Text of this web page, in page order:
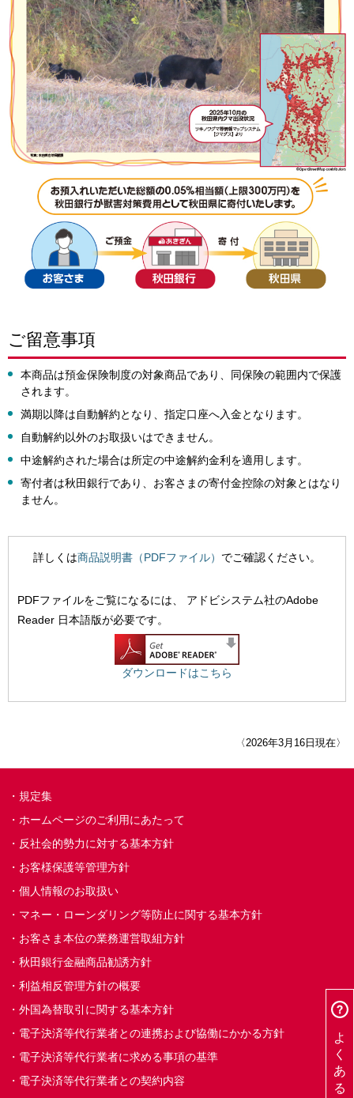
ご留意事項
本商品は預金保険制度の対象商品であり、同保険の範囲内で保護
されます。
満期以降は自動解約となり、指定口座へ入金となります。
自動解約以外のお取扱いはできません。
中途解約された場合は所定の中途解約金利を適用します。
寄付者は秋田銀行であり、お客さまの寄付金控除の対象とはなり
ません。
詳しくは商品説明書（PDFファイル） でご確認ください。
PDFファイルをご覧になるには、
アドビシステム社のAdobe
Reader 日本語版が必要です。
ダウンロードはこちら
〈2026年3月16日現在〉
規定集
ホームページのご利用にあたって
反社会的勢力に対する基本方針
お客様保護等管理方針
個人情報のお取扱い
マネー・ローンダリング等防止に関する基本方針
お客さま本位の業務運営取組方針
秋田銀行金融商品勧誘方針
利益相反管理方針の概要
外国為替取引に関する基本方針
電子決済等代行業者との連携および協働にかかる方針
電子決済等代行業者に求める事項の基準
電子決済等代行業者との契約内容
よくあるご質問